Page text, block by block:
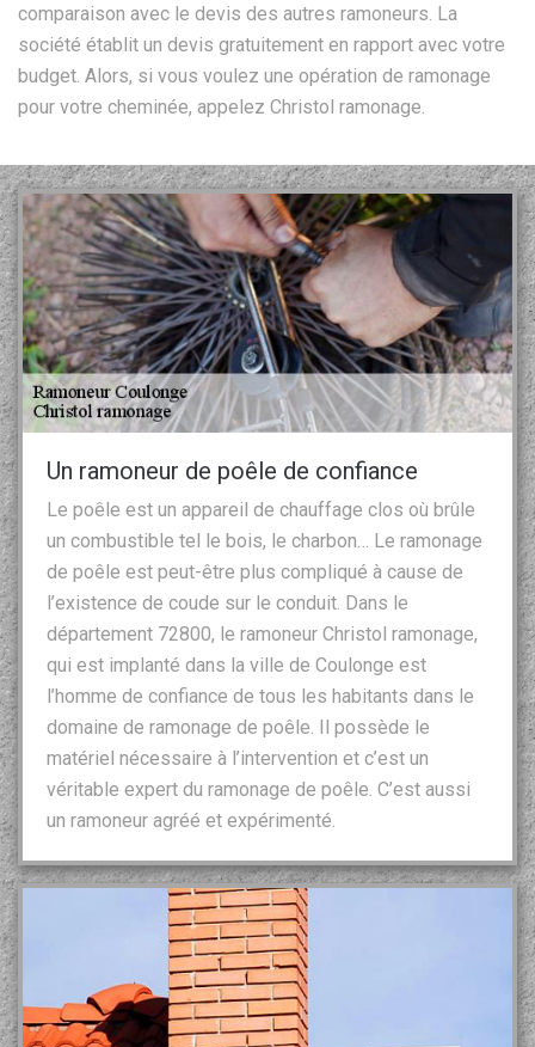
comparaison avec le devis des autres ramoneurs. La
société établit un devis gratuitement en rapport avec votre
budget. Alors, si vous voulez une opération de ramonage
pour votre cheminée, appelez Christol ramonage.
Un ramoneur de poêle de confiance
Le poêle est un appareil de chauffage clos où brûle
un combustible tel le bois, le charbon… Le ramonage
de poêle est peut-être plus compliqué à cause de
l’existence de coude sur le conduit. Dans le
département 72800, le ramoneur Christol ramonage,
qui est implanté dans la ville de Coulonge est
l’homme de confiance de tous les habitants dans le
domaine de ramonage de poêle. Il possède le
matériel nécessaire à l’intervention et c’est un
véritable expert du ramonage de poêle. C’est aussi
un ramoneur agréé et expérimenté.